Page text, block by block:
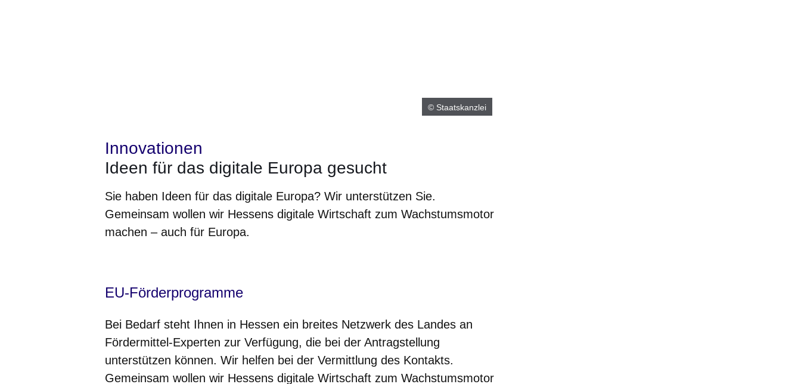
© Staatskanzlei
Innovationen
Ideen für das digitale Europa gesucht
Sie haben Ideen für das digitale Europa? Wir unterstützen Sie.
Gemeinsam wollen wir Hessens digitale Wirtschaft zum Wachstumsmotor
machen – auch für Europa.
EU-Förderprogramme
Bei Bedarf steht Ihnen in Hessen ein breites Netzwerk des Landes an
Fördermittel-Experten zur Verfügung, die bei der Antragstellung
unterstützen können. Wir helfen bei der Vermittlung des Kontakts.
Gemeinsam wollen wir Hessens digitale Wirtschaft zum Wachstumsmotor